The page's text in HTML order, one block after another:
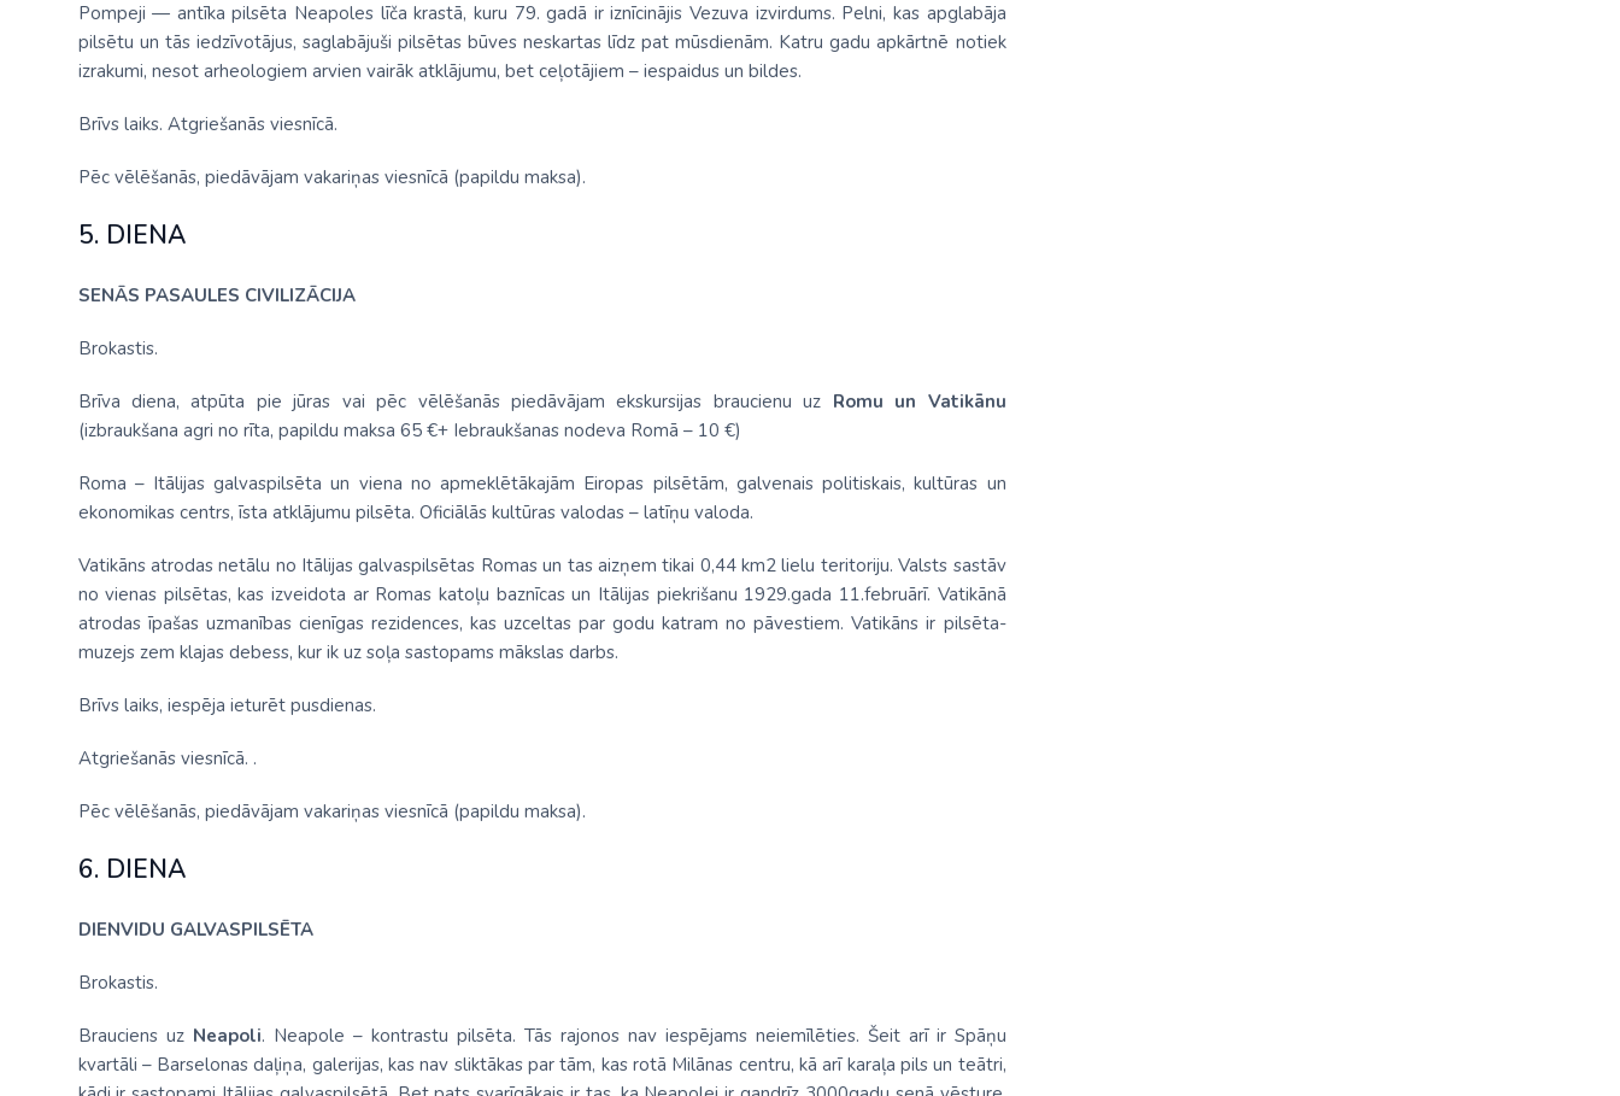
Pompeji — antīka pilsēta Neapoles līča krastā, kuru 79. gadā ir iznīcinājis Vezuva izvirdums. Pelni, kas apglabāja
pilsētu un tās iedzīvotājus, saglabājuši pilsētas būves neskartas līdz pat mūsdienām. Katru gadu apkārtnē notiek
izrakumi, nesot arheologiem arvien vairāk atklājumu, bet ceļotājiem – iespaidus un bildes.
Brīvs laiks. Atgriešanās viesnīcā.
Pēc vēlēšanās, piedāvājam vakariņas viesnīcā (papildu maksa).
5. DIENA
SENĀS PASAULES CIVILIZĀCIJA
Brokastis.
Brīva diena, atpūta pie jūras vai pēc vēlēšanās piedāvājam ekskursijas braucienu uz Romu un Vatikānu
(izbraukšana agri no rīta, papildu maksa 65 €+ Iebraukšanas nodeva Romā – 10 €)
Roma – Itālijas galvaspilsēta un viena no apmeklētākajām Eiropas pilsētām, galvenais politiskais, kultūras un
ekonomikas centrs, īsta atklājumu pilsēta. Oficiālās kultūras valodas – latīņu valoda.
Vatikāns atrodas netālu no Itālijas galvaspilsētas Romas un tas aizņem tikai 0,44 km2 lielu teritoriju. Valsts sastāv
no vienas pilsētas, kas izveidota ar Romas katoļu baznīcas un Itālijas piekrišanu 1929.gada 11.februārī. Vatikānā
atrodas īpašas uzmanības cienīgas rezidences, kas uzceltas par godu katram no pāvestiem. Vatikāns ir pilsēta-
muzejs zem klajas debess, kur ik uz soļa sastopams mākslas darbs.
Brīvs laiks, iespēja ieturēt pusdienas.
Atgriešanās viesnīcā. .
Pēc vēlēšanās, piedāvājam vakariņas viesnīcā (papildu maksa).
6. DIENA
DIENVIDU GALVASPILSĒTA
Brokastis.
Brauciens uzNeapoli. Neapole – kontrastu pilsēta. Tās rajonos nav iespējams neiemīlēties. Šeit arī ir Spāņu
kvartāli – Barselonas daļiņa, galerijas, kas nav sliktākas par tām, kas rotā Milānas centru, kā arī karaļa pils un teātri,